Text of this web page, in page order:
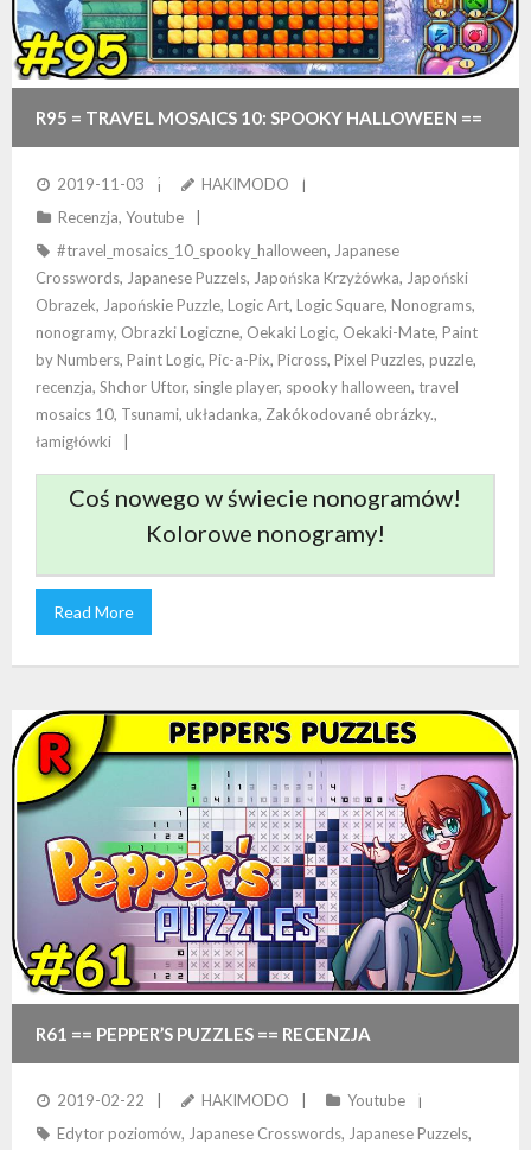
R95 = TRAVEL MOSAICS 10: SPOOKY HALLOWEEN ==
RECENZJA Z CZEGOŚ NOWEGO W ŚWIECIE
2019-11-03
HAKIMODO
Recenzja, Youtube
#travel_mosaics_10_spooky_halloween, Japanese
Crosswords, Japanese Puzzels, Japońska Krzyżówka, Japoński
Obrazek, Japońskie Puzzle, Logic Art, Logic Square, Nonograms,
nonogramy, Obrazki Logiczne, Oekaki Logic, Oekaki-Mate, Paint
by Numbers, Paint Logic, Pic-a-Pix, Picross, Pixel Puzzles, puzzle,
recenzja, Shchor Uftor, single player, spooky halloween, travel
mosaics 10, Tsunami, układanka, Zakókodované obrázky.,
łamigłówki
Coś nowego w świecie nonogramów!
Kolorowe nonogramy!
Read More
R61 == PEPPER’S PUZZLES == RECENZJA
WYJĄTKOWO DOPRACOWANYCH NONOGRAMÓW!
2019-02-22 HAKIMODO
Youtube
Edytor poziomów, Japanese Crosswords, Japanese Puzzels,